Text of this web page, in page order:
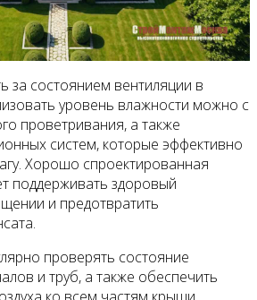
за состоянием вентиляции в
уровень влажности можно с
проветривания, а также
систем, которые эффективно
Хорошо спроектированная
поддерживать здоровый
и предотвратить
проверять состояние
и труб, а также обеспечить